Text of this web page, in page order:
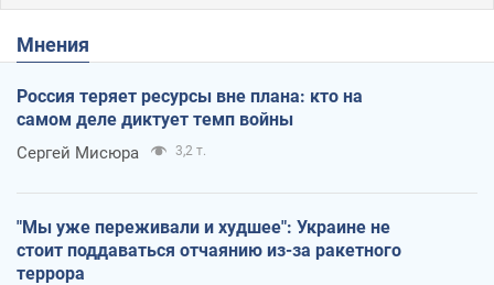
Мнения
Россия теряет ресурсы вне плана: кто на
самом деле диктует темп войны
Сергей Мисюра 3,2 т.
"Мы уже переживали и худшее": Украине не
стоит поддаваться отчаянию из-за ракетного
террора